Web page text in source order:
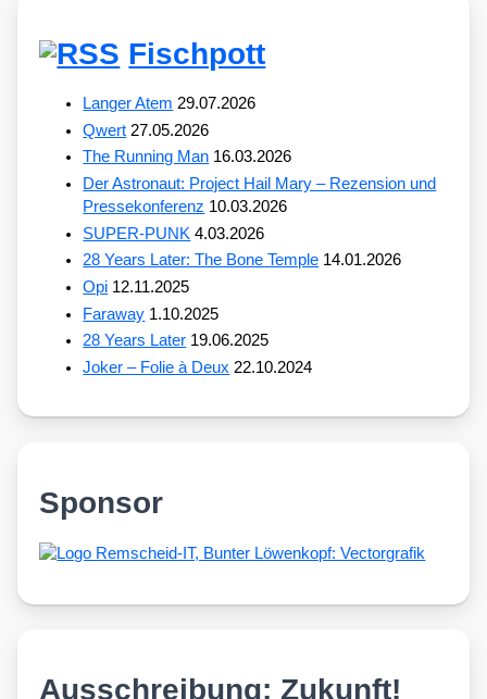
Fischpott
Langer Atem 29.07.2026
Qwert 27.05.2026
The Running Man 16.03.2026
Der Astronaut: Project Hail Mary – Rezension und
Pressekonferenz 10.03.2026
SUPER-PUNK 4.03.2026
28 Years Later: The Bone Temple 14.01.2026
Opi 12.11.2025
Faraway 1.10.2025
28 Years Later 19.06.2025
Joker – Folie à Deux 22.10.2024
Sponsor
Ausschreibung: Zukunft!